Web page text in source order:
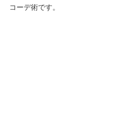
コーデ術です。